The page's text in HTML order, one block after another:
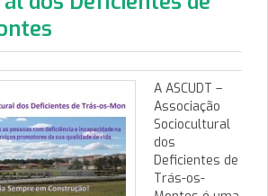
A ASCUDT –
Associação
Sociocultural
dos
Deficientes de
Trás-os-